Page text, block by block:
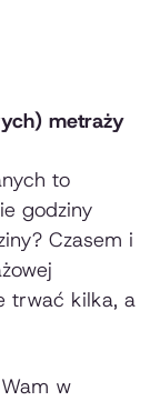
metraży
to
godziny
Czasem i
trwać kilka, a
w